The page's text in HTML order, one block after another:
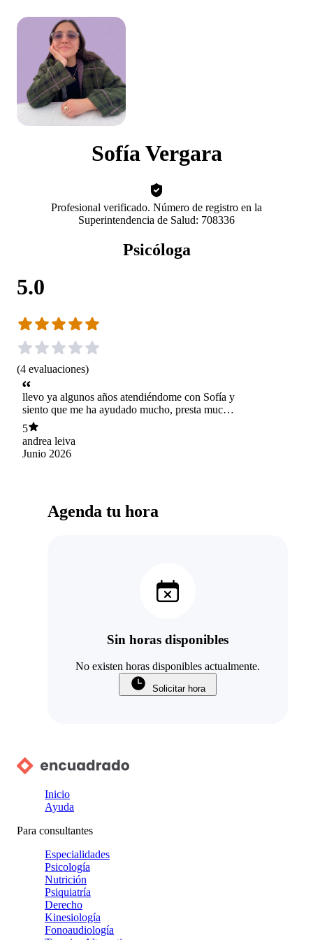
Sofía Vergara
Profesional verificado. Número de registro en la
Superintendencia de Salud: 708336
Psicóloga
5.0
(4 evaluaciones)
llevo ya algunos años atendiéndome con Sofía y
siento que me ha ayudado mucho, presta mucha
atención a las cosas que digo y logra encontrar
una manera de ayudarme a trabajar en ciertos
aspectos de manera que me acomoda mucho,
sabe cómo hacerte sentir cómoda!!
5
andrea leiva
Junio 2026
Agenda tu hora
Sin horas disponibles
No existen horas disponibles actualmente.
Solicitar hora
Inicio
Ayuda
Para consultantes
Especialidades
Psicología
Nutrición
Psiquiatría
Derecho
Kinesiología
Fonoaudiología